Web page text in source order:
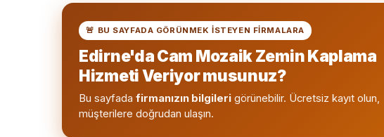
🚨 BU SAYFADA GÖRÜNMEK ISTEYEN FIRMALARA
Edirne'da Cam Mozaik Zemin Kaplama
Hizmeti Veriyor musunuz?
Bu sayfada firmanızın bilgileri görünebilir. Ücretsiz kayıt olun,
müşterilere doğrudan ulaşın.